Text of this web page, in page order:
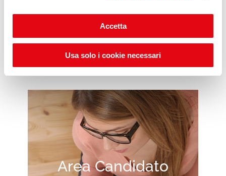
Accetta
Usa solo i cookie necessari
Scopri gli ITS POP DAYS
Area Candidato